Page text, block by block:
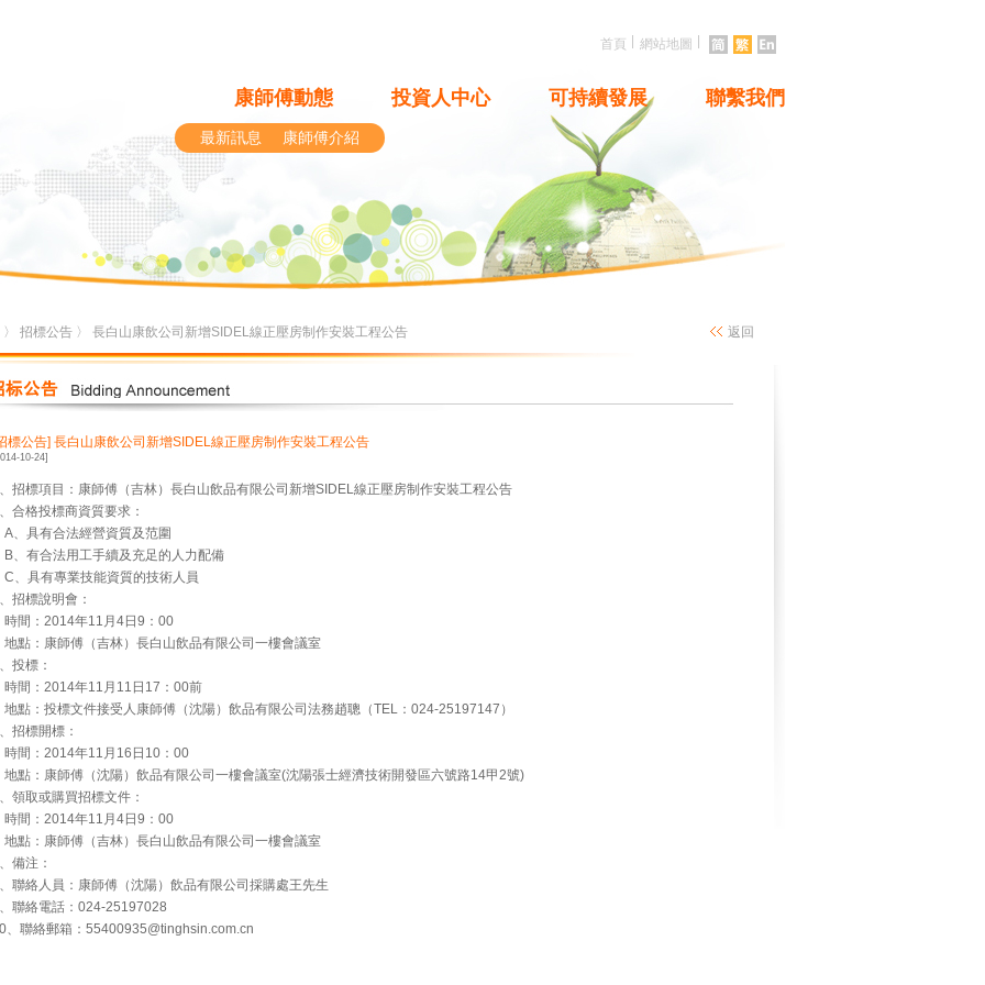
首頁 網站地圖
康師傅動態 投資人中心 可持續發展 聯繫我們
最新訊息 康師傅介紹
〉 招標公告 〉 長白山康飲公司新增SIDEL線正壓房制作安裝工程公告 返回
標公告] 長白山康飲公司新增SIDEL線正壓房制作安裝工程公告
10-24]
招標項目：康師傅（吉林）長白山飲品有限公司新增SIDEL線正壓房制作安裝工程公告
合格投標商資質要求：
具有合法經營資質及范圍
有合法用工手續及充足的人力配備
具有專業技能資質的技術人員
招標說明會：
間：2014年11月4日9：00
點：康師傅（吉林）長白山飲品有限公司一樓會議室
投標：
間：2014年11月11日17：00前
點：投標文件接受人康師傅（沈陽）飲品有限公司法務趙聰（TEL：024-25197147）
招標開標：
間：2014年11月16日10：00
點：康師傅（沈陽）飲品有限公司一樓會議室(沈陽張士經濟技術開發區六號路14甲2號)
領取或購買招標文件：
間：2014年11月4日9：00
點：康師傅（吉林）長白山飲品有限公司一樓會議室
備注：
聯絡人員：康師傅（沈陽）飲品有限公司採購處王先生
聯絡電話：024-25197028
、聯絡郵箱： 55400935@tinghsin.com.cn